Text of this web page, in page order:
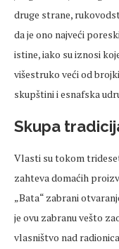
druge strane,
da je ono najveći
istine, iako su iznosi
višestruko veći od
skupštini i esnafska
Skupa
Vlasti su tokom
zahteva domaćih
„Bata“ zabrani
je ovu zabranu vešto
vlasništvo nad